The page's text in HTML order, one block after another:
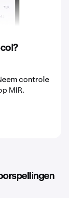
controle
MIR.